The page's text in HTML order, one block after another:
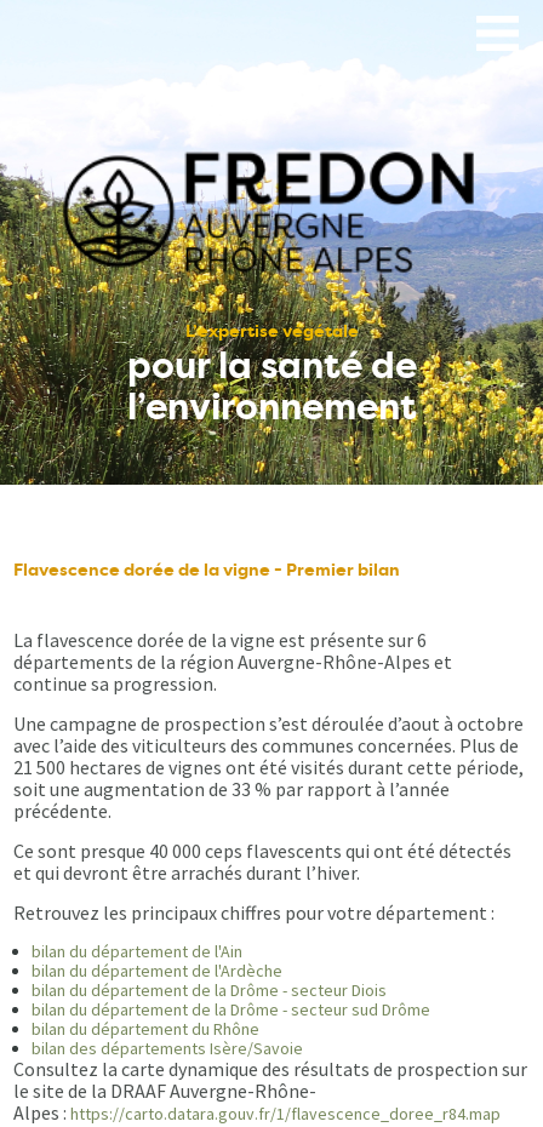
L’expertise végétale
pour la santé de
l’environnement
Flavescence dorée de la vigne - Premier bilan
La flavescence dorée de la vigne est présente sur 6
départements de la région Auvergne-Rhône-Alpes et
continue sa progression.
Une campagne de prospection s’est déroulée d’aout à octobre
avec l’aide des viticulteurs des communes concernées. Plus de
21 500 hectares de vignes ont été visités durant cette période,
soit une augmentation de 33 % par rapport à l’année
précédente.
Ce sont presque 40 000 ceps flavescents qui ont été détectés
et qui devront être arrachés durant l’hiver.
Retrouvez les principaux chiffres pour votre département :
bilan du département de l'Ain
bilan du département de l'Ardèche
bilan du département de la Drôme - secteur Diois
bilan du département de la Drôme - secteur sud Drôme
bilan du département du Rhône
bilan des départements Isère/Savoie
Consultez la carte dynamique des résultats de prospection sur
le site de la DRAAF Auvergne-Rhône-
Alpes :https://carto.datara.gouv.fr/1/flavescence_doree_r84.map